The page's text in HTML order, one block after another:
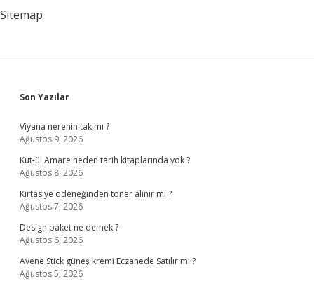
Sitemap
Sidebar
Son Yazılar
Viyana nerenin takımı ?
Ağustos 9, 2026
Kut-ül Amare neden tarih kitaplarında yok ?
Ağustos 8, 2026
Kırtasiye ödeneğinden toner alınır mı ?
Ağustos 7, 2026
Design paket ne demek ?
Ağustos 6, 2026
Avene Stick güneş kremi Eczanede Satılır mı ?
Ağustos 5, 2026